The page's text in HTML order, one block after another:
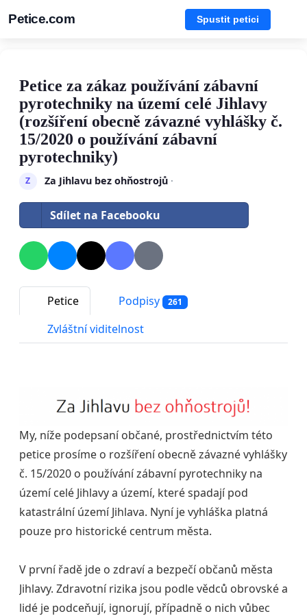
Petice.com Spustit petici
Petice za zákaz používání zábavní
pyrotechniky na území celé Jihlavy
(rozšíření obecně závazné vyhlášky č.
15/2020 o používání zábavní
pyrotechniky)
Z Za Jihlavu bez ohňostrojů·
Sdílet na Facebooku
Petice Podpisy 261
Zvláštní viditelnost
My, níže podepsaní občané, prostřednictvím této
petice prosíme o rozšíření obecně závazné vyhlášky
č. 15/2020 o používání zábavní pyrotechniky na
území celé Jihlavy a území, které spadají pod
katastrální území Jihlava. Nyní je vyhláška platná
pouze pro historické centrum města.
V první řadě jde o zdraví a bezpečí občanů města
Jihlavy. Zdravotní rizika jsou podle vědců obrovské a
lidé je podceňují, ignorují, případně o nich vůbec